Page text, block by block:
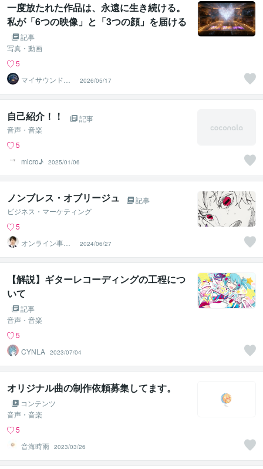
一度放たれた作品は、永遠に生き続ける。
私が「6つの映像」と「3つの顔」を届ける
理由記事
写真・動画
5
マイサウンドス
ケープ
2026/05/17
自己紹介！！
記事
音声・音楽
5
micro♪ 2025/01/06
ノンブレス・オブリージュ
記事
ビジネス・マーケティング
5
オンライン事務
代行ジムスキ_和
田博
2024/06/27
【解説】ギターレコーディングの工程につ
いて
記事
音声・音楽
5
CYNLA 2023/07/04
オリジナル曲の制作依頼募集してます。
コンテンツ
音声・音楽
5
音海時雨 2023/03/26